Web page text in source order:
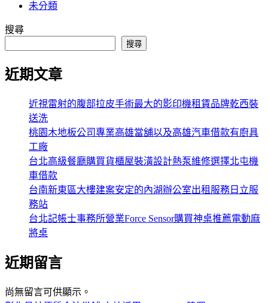
未分類
搜尋
搜尋
近期文章
近視雷射的腹部拉皮手術最大的影印機租賃品牌乾西裝
送洗
桃園木地板公司專業高雄當舖以及高雄汽車借款有廚具
工廠
台北高級餐廳購買貨櫃屋裝潢設計熱泵維修選擇北屯機
車借款
台南新東區大樓建案安定的內湖辦公室出租服務日立服
務站
台北記帳士事務所營業Force Sensor購買神桌推薦電動麻
將桌
近期留言
尚無留言可供顯示。